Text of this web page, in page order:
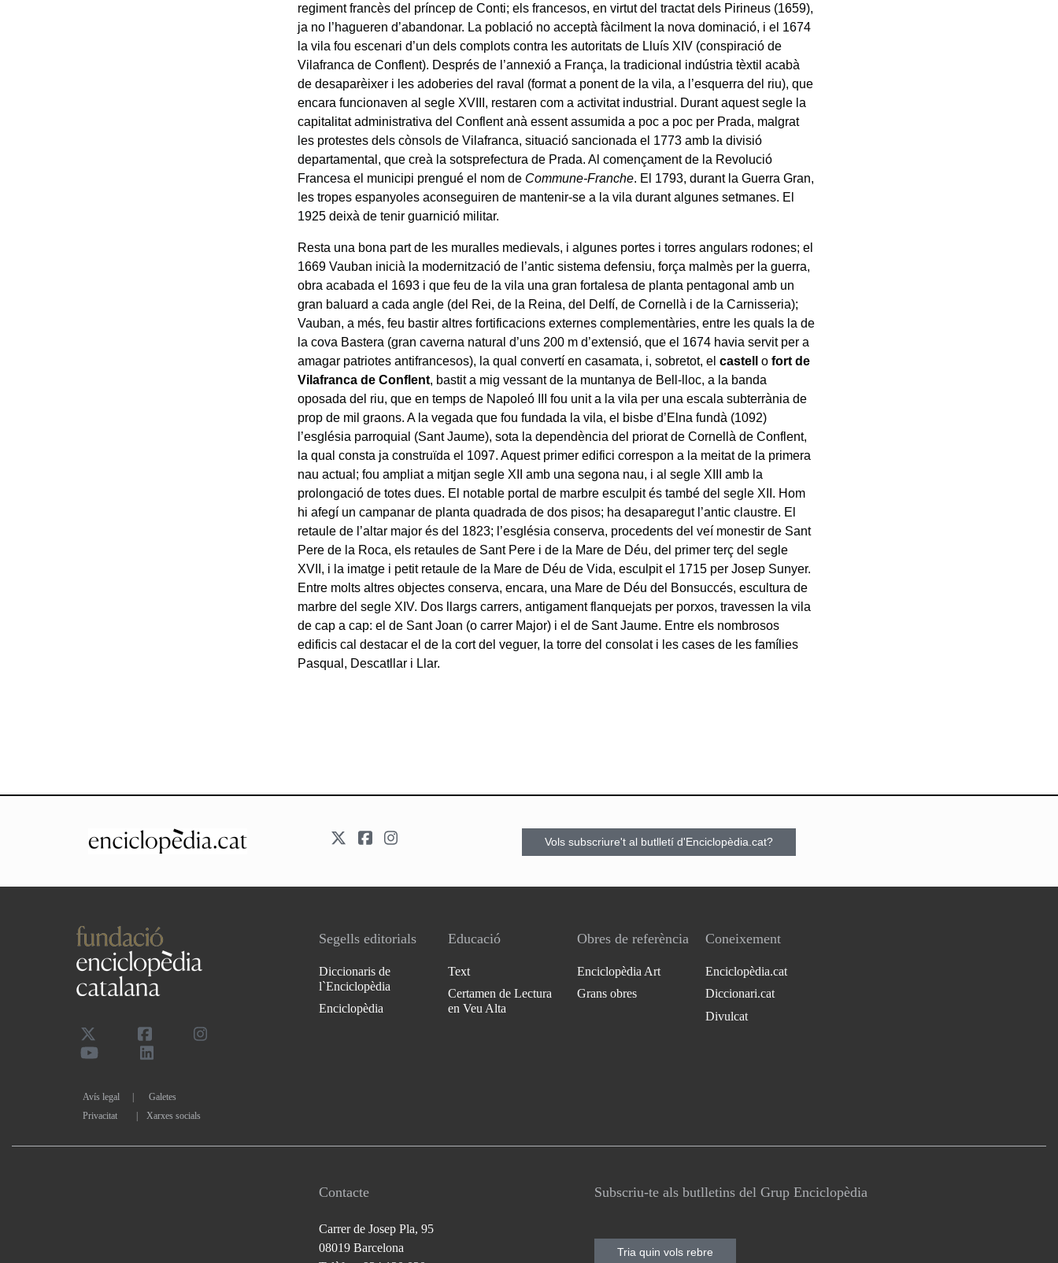
regiment francès del príncep de Conti; els francesos, en virtut del tractat dels Pirineus (1659),
ja no l’hagueren d’abandonar. La població no acceptà fàcilment la nova dominació, i el 1674
la vila fou escenari d’un dels complots contra les autoritats de Lluís XIV (conspiració de
Vilafranca de Conflent). Després de l’annexió a França, la tradicional indústria tèxtil acabà
de desaparèixer i les adoberies del raval (format a ponent de la vila, a l’esquerra del riu), que
encara funcionaven al segle XVIII, restaren com a activitat industrial. Durant aquest segle la
capitalitat administrativa del Conflent anà essent assumida a poc a poc per Prada, malgrat
les protestes dels cònsols de Vilafranca, situació sancionada el 1773 amb la divisió
departamental, que creà la sotsprefectura de Prada. Al començament de la Revolució
Francesa el municipi prengué el nom de Commune-Franche. El 1793, durant la Guerra Gran,
les tropes espanyoles aconseguiren de mantenir-se a la vila durant algunes setmanes. El
1925 deixà de tenir guarnició militar.
Resta una bona part de les muralles medievals, i algunes portes i torres angulars rodones; el
1669 Vauban inicià la modernització de l’antic sistema defensiu, força malmès per la guerra,
obra acabada el 1693 i que feu de la vila una gran fortalesa de planta pentagonal amb un
gran baluard a cada angle (del Rei, de la Reina, del Delfí, de Cornellà i de la Carnisseria);
Vauban, a més, feu bastir altres fortificacions externes complementàries, entre les quals la de
la cova Bastera (gran caverna natural d’uns 200 m d’extensió, que el 1674 havia servit per a
amagar patriotes antifrancesos), la qual convertí en casamata, i, sobretot, elcastell ofort de
Vilafranca de Conflent, bastit a mig vessant de la muntanya de Bell-lloc, a la banda
oposada del riu, que en temps de Napoleó III fou unit a la vila per una escala subterrània de
prop de mil graons. A la vegada que fou fundada la vila, el bisbe d’Elna fundà (1092)
l’església parroquial (Sant Jaume), sota la dependència del priorat de Cornellà de Conflent,
la qual consta ja construïda el 1097. Aquest primer edifici correspon a la meitat de la primera
nau actual; fou ampliat a mitjan segle XII amb una segona nau, i al segle XIII amb la
prolongació de totes dues. El notable portal de marbre esculpit és també del segle XII. Hom
hi afegí un campanar de planta quadrada de dos pisos; ha desaparegut l’antic claustre. El
retaule de l’altar major és del 1823; l’església conserva, procedents del veí monestir de Sant
Pere de la Roca, els retaules de Sant Pere i de la Mare de Déu, del primer terç del segle
XVII, i la imatge i petit retaule de la Mare de Déu de Vida, esculpit el 1715 per Josep Sunyer.
Entre molts altres objectes conserva, encara, una Mare de Déu del Bonsuccés, escultura de
marbre del segle XIV. Dos llargs carrers, antigament flanquejats per porxos, travessen la vila
de cap a cap: el de Sant Joan (o carrer Major) i el de Sant Jaume. Entre els nombrosos
edificis cal destacar el de la cort del veguer, la torre del consolat i les cases de les famílies
Pasqual, Descatllar i Llar.
Vols subscriure't al butlletí d'Enciclopèdia.cat?
Avís legal
Galetes
Privacitat
| Xarxes socials
Segells editorials
Diccionaris de
l`Enciclopèdia
Enciclopèdia
Educació
Text
Certamen de Lectura
en Veu Alta
Obres de referència
Enciclopèdia Art
Grans obres
Coneixement
Enciclopèdia.cat
Diccionari.cat
Divulcat
Contacte
Carrer de Josep Pla, 95
08019 Barcelona
Subscriu-te als butlletins del Grup Enciclopèdia
Tria quin vols rebre